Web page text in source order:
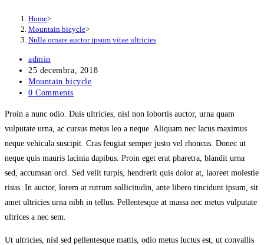
Home>
Mountain bicycle>
Nulla ornare auctor ipsum vitae ultricies
Post
author:
admin
Post
published:
25 decembra, 2018
Post
category:
Mountain bicycle
Post
0 Comments
Proin a nunc odio. Duis ultricies, nisl non lobortis auctor, urna quam
vulputate urna, ac cursus metus leo a neque. Aliquam nec lacus maximus
neque vehicula suscipit. Cras feugiat semper justo vel rhoncus. Donec ut
neque quis mauris lacinia dapibus. Proin eget erat pharetra, blandit urna
sed, accumsan orci. Sed velit turpis, hendrerit quis dolor at, laoreet molestie
risus. In auctor, lorem at rutrum sollicitudin, ante libero tincidunt ipsum, sit
amet ultricies urna nibh in tellus. Pellentesque at massa nec metus vulputate
ultrices a nec sem.
Ut ultricies, nisl sed pellentesque mattis, odio metus luctus est, ut convallis